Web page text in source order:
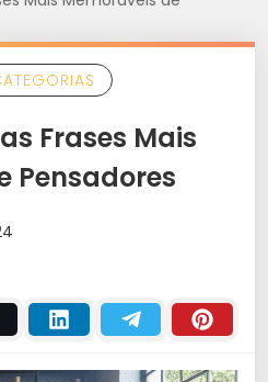
Frases Mais
Pensadores